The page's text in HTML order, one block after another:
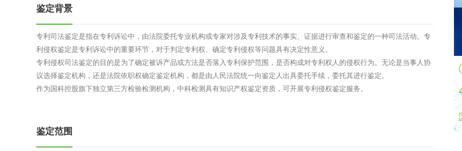
专项服务
新能源
综合检测
清洁生产审核 环境风险评价
测绘测量
摄影测量与遥感
在线咨询
鉴定背景
专利司法鉴定是指在专利诉讼中，由法院委托专业机构或专家对涉及专利技术的事实、证据进行审查和鉴定的一种司法活动。专
利侵权鉴定是专利诉讼中的重要环节，对于判定专利权、确定专利侵权等问题具有决定性意义。
专利侵权司法鉴定的目的是为了确定被诉产品或方法是否落入专利保护范围，是否构成对专利权人的侵权行为。无论是当事人协
议选择鉴定机构，还是法院依职权确定鉴定机构，都是由人民法院统一向鉴定人出具委托手续，委托其进行鉴定。
作为国科控股旗下独立第三方检验检测机构，中科检测具有知识产权鉴定资质，可开展专利侵权鉴定服务。
鉴定范围